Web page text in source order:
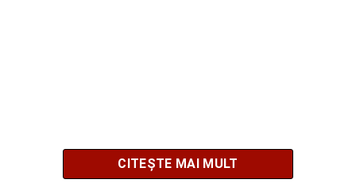
CITEȘTE MAI MULT